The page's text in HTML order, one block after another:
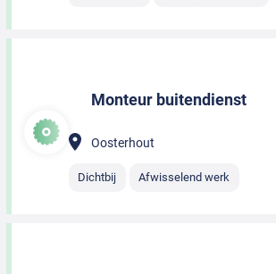
Monteur buitendienst
Oosterhout
Dichtbij Afwisselend werk